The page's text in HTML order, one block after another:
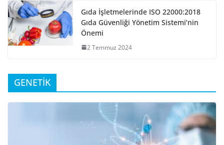
Gıda İşletmelerinde ISO 22000:2018
Gıda Güvenliği Yönetim Sistemi’nin
Önemi
2 Temmuz 2024
GENETİK